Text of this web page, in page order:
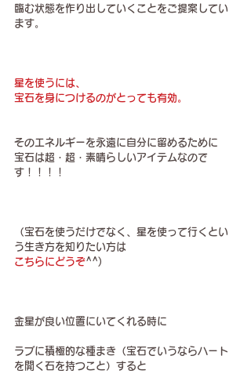
臨む状態を作り出していくことをご提案してい
ます。
星を使うには、
宝石を身につけるのがとっても有効。
そのエネルギーを永遠に自分に留めるために
宝石は超・超・素晴らしいアイテムなので
す！！！！
（宝石を使うだけでなく、星を使って行くとい
う生き方を知りたい方は
こちらにどうぞ^^)
金星が良い位置にいてくれる時に
ラブに積極的な種まき（宝石でいうならハート
を開く石を持つこと）すると